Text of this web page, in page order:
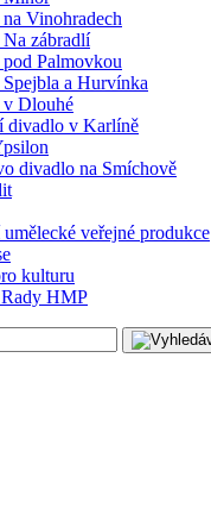
Vinohradech
zábradlí
Palmovkou
a Hurvínka
Dlouhé
divadlo v Karlíně
divadlo na Smíchově
veřejné produkce
kulturu
HMP